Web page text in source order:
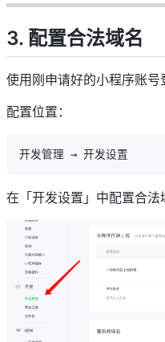
3. 配置合法域名
使用刚申请好的小程序账号
配置位置：
在「开发设置」中配置合法